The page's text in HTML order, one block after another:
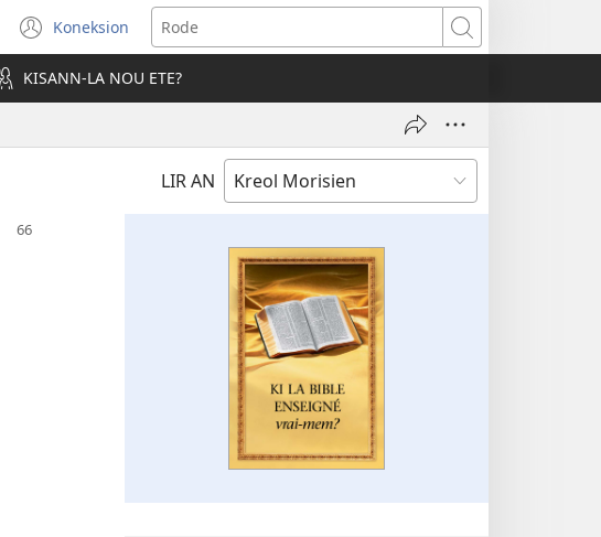
Koneksion
(ouver
enn
nouvo
tab)
Rode
KISANN-LA NOU ETE?
LIR AN